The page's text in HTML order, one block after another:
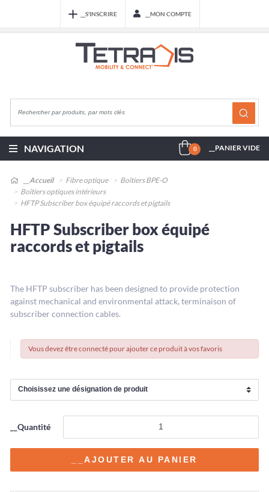
__S'INSCRIRE __MON COMPTE
NAVIGATION 0 __PANIER VIDE
__Accueil Fibre optique
Boîtiers BPE-O
Boîtiers optiques intérieurs
HFTP Subscriber box équipé raccords et pigtails
HFTP Subscriber box équipé
raccords et pigtails
The HFTP subscriber has been designed to provide protection
against mechanical and environmental attack, terminaison of
subscriber connection cables.
Vous devez être connecté pour ajouter ce produit à vos favoris
__Quantité